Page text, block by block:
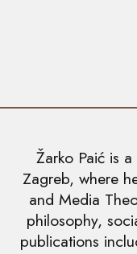
Žarko Paić is
Zagreb, where
and Media
philosophy,
publications